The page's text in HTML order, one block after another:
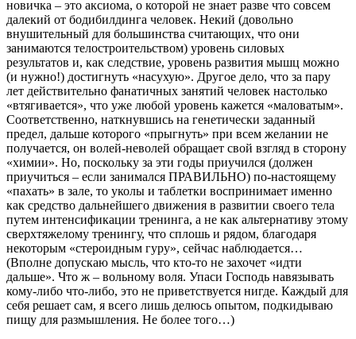
новичка – это аксиома, о которой не знает разве что совсем
далекий от бодибилдинга человек. Некий (довольно
внушительный для большинства считающих, что они
занимаются телостроительством) уровень силовых
результатов и, как следствие, уровень развития мышц можно
(и нужно!) достигнуть «насухую». Другое дело, что за пару
лет действительно фанатичных занятий человек настолько
«втягивается», что уже любой уровень кажется «маловатым».
Соответственно, наткнувшись на генетически заданный
предел, дальше которого «прыгнуть» при всем желании не
получается, он волей-неволей обращает свой взгляд в сторону
«химии». Но, поскольку за эти годы приучился (должен
приучиться – если занимался ПРАВИЛЬНО) по-настоящему
«пахать» в зале, то уколы и таблетки воспринимает именно
как средство дальнейшего движения в развитии своего тела
путем интенсификации тренинга, а не как альтернативу этому
сверхтяжелому тренингу, что сплошь и рядом, благодаря
некоторым «стероидным гуру», сейчас наблюдается…
(Вполне допускаю мысль, что кто-то не захочет «идти
дальше». Что ж – вольному воля. Упаси Господь навязывать
кому-либо что-либо, это не приветствуется нигде. Каждый для
себя решает сам, я всего лишь делюсь опытом, подкидываю
пищу для размышления. Не более того…)